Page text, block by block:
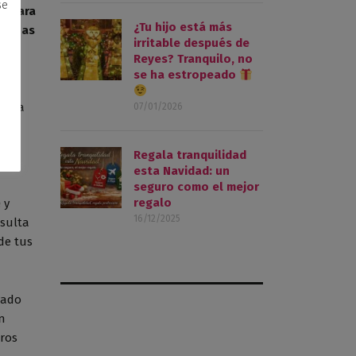
para
y
tus
¿Tu hijo está más
irritable después de
Reyes? Tranquilo, no
se ha estropeado
07/01/2026
Regala tranquilidad
esta Navidad: un
seguro como el mejor
regalo
16/12/2025